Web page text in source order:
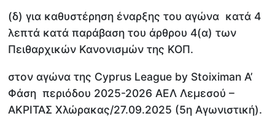
(δ) για καθυστέρηση έναρξης του αγώνα κατά 4
λεπτά κατά παράβαση του άρθρου 4(α) των
Πειθαρχικών Κανονισμών της ΚΟΠ.
στον αγώνα της Cyprus League by Stoiximan Α’
Φάση περιόδου 2025-2026 ΑΕΛ Λεμεσού –
ΑΚΡΙΤΑΣ Χλώρακας/27.09.2025 (5η Αγωνιστική).